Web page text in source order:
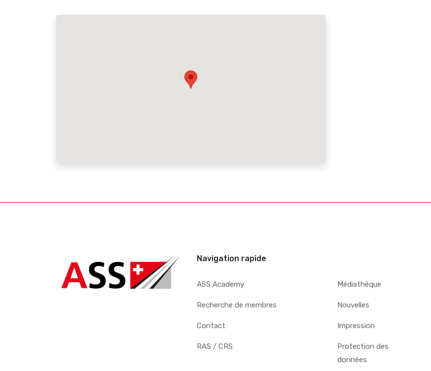
Navigation rapide
ASS Academy
Recherche de membres
Contact
RAS / CRS
Médiathèque
Nouvelles
Impression
Protection des
données